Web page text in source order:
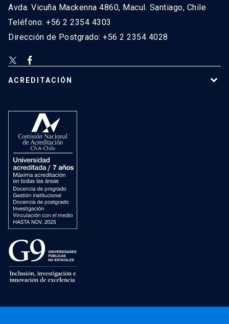
Avda. Vicuña Mackenna 4860, Macul. Santiago, Chile
Teléfono: +56 2 2354 4303
Dirección de Postgrado: +56 2 2354 4028
ACREDITACIÓN